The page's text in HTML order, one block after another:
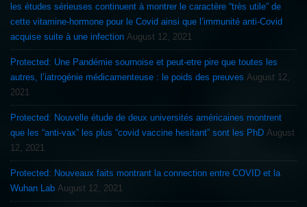
les études sérieuses continuent à montrer le caractère “très utile” de
cette vitamine-hormone pour le Covid ainsi que l’immunité anti-Covid
acquise suite à une infection August 12, 2021
Protected: Une Pandémie sournoise et peut-etre pire que toutes les
autres, l’iatrogénie médicamenteuse : le poids des preuves August 12,
2021
Protected: Nouvelle étude de deux universités américaines montrent
que les “anti-vax” les plus “covid vaccine hesitant” sont les PhD August
12, 2021
Protected: Nouveaux faits montrant la connection entre COVID et la
Wuhan Lab August 12, 2021